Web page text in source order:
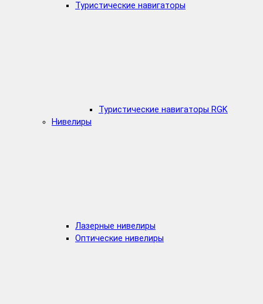
Туристические навигаторы
Туристические навигаторы RGK
Нивелиры
Лазерные нивелиры
Оптические нивелиры